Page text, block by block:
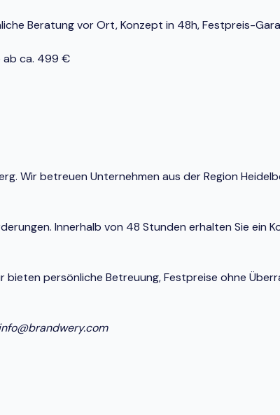
Beratung vor Ort, Konzept in 48h, Festpreis-
ab ca. 499 €
Wir betreuen Unternehmen aus der Region
Innerhalb von 48 Stunden erhalten Sie ein
bieten persönliche Betreuung, Festpreise ohne